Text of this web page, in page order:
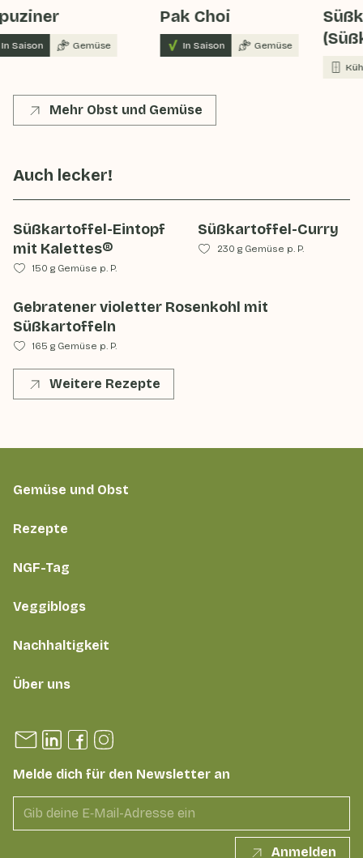
Saison Gemüse
Pak Choi
In Saison Gemüse
Mehr Obst und Gemüse
Auch lecker!
Süßkartoffel-Eintopf
mit Kalettes®
150 g Gemüse p. P.
Süßkartoffel-Curry
230 g Gemüse p. P.
Gebratener violetter Rosenkohl mit
Süßkartoffeln
165 g Gemüse p. P.
Weitere Rezepte
Gemüse und Obst
Rezepte
NGF-Tag
Veggiblogs
Nachhaltigkeit
Über uns
Melde dich für den Newsletter an
Anmelden